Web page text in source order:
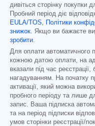
дивіться сторінку покупки
Пробний період діє
EULA/TOS, Політики
знижок. Якщо ви бажаєте
зробити.
Для оплати автоматичного
кожною датою оплати, на
вказали під час
нагадуванням. На початку
активації, який можна
пробного періоду та лише
запис. Ваша підписка
та на період підписки
умов сторінки реєстрації/